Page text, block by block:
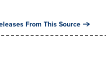
From This Source